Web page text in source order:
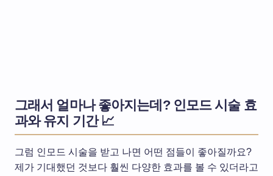
그래서 얼마나 좋아지는데? 인모드 시술 효
과와 유지 기간 📈
그럼 인모드 시술을 받고 나면 어떤 점들이 좋아질까요?
제가 기대했던 것보다 훨씬 다양한 효과를 볼 수 있더라고